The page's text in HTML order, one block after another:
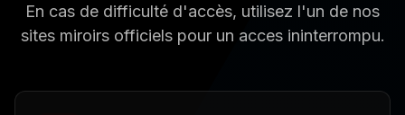
En cas de difficulté d'accès, utilisez l'un de nos
sites miroirs officiels pour un acces ininterrompu.